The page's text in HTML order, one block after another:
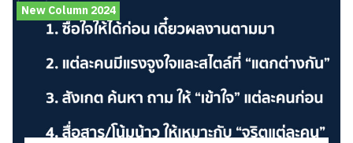
New Column 2024